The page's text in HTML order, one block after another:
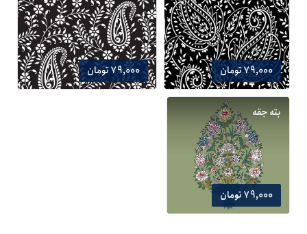
79,000 تومان 79,000 تومان
بته جقه
79,000 تومان